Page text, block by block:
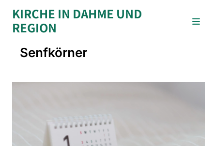
KIRCHE IN DAHME UND
REGION
Senfkörner